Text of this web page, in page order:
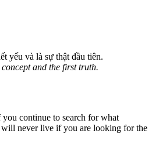
yếu và là sự thật đầu tiên.
and the first truth.
continue to search for what
will never live if you are looking for the